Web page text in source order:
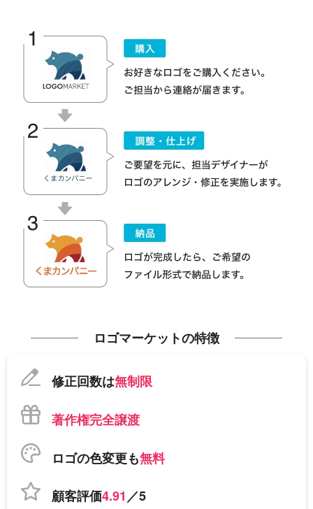
ロゴマーケットの特徴
修正回数は無制限
著作権完全譲渡
ロゴの色変更も無料
顧客評価4.91／5